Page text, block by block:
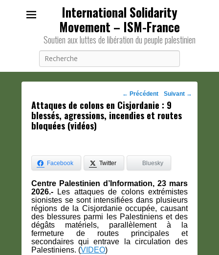
International Solidarity
Movement – ISM-France
Soutien aux luttes de libération du peuple palestinien
Navigation
des
← Précédent Suivant →
Attaques de colons en Cisjordanie : 9
blessés, agressions, incendies et routes
bloquées (vidéos)
Facebook Twitter Bluesky
Centre Palestinien d’Information, 23 mars
2026.-
Les attaques de colons extrémistes
sionistes se sont intensifiées dans plusieurs
régions de la Cisjordanie occupée, causant
des blessures parmi les Palestiniens et des
dégâts matériels, parallèlement à la
fermeture de routes principales et
secondaires qui entrave la circulation des
Palestiniens. (VIDEO)